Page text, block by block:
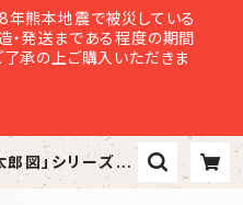
年熊本地震で被災している
・発送まである程度の期間
了承の上ご購入いただきま
郎図」シリーズ
ギュア 美里町豪